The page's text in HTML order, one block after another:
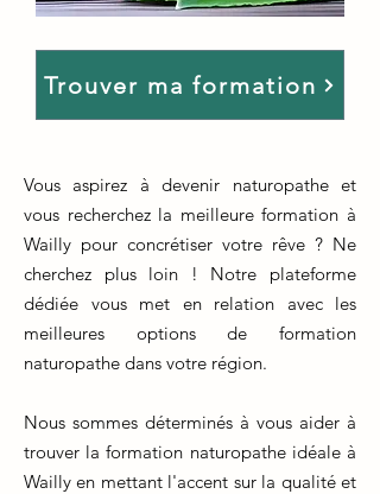
Trouver ma formation
Vous aspirez à devenir naturopathe et
vous recherchez la meilleure formation à
Wailly pour concrétiser votre rêve ? Ne
cherchez plus loin ! Notre plateforme
dédiée vous met en relation avec les
meilleures options de formation
naturopathe dans votre région.
Nous sommes déterminés à vous aider à
trouver la formation naturopathe idéale à
Wailly en mettant l'accent sur la qualité et